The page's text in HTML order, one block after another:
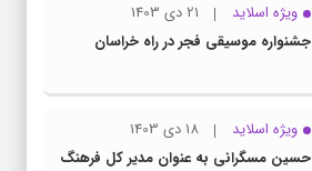
ویژه اسلاید
21 دی 1403
جشنواره موسیقی فجر در راه خراسان
ویژه اسلاید
18 دی 1403
حسین مسگرانی به عنوان مدیر کل فرهنگ